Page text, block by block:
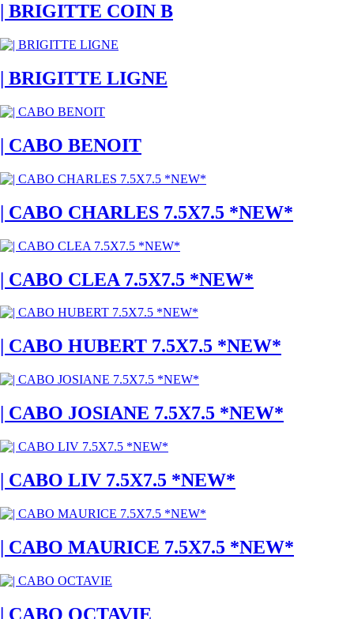
| BRIGITTE COIN B
| BRIGITTE LIGNE
| CABO BENOIT
| CABO CHARLES 7.5X7.5 *NEW*
| CABO CLEA 7.5X7.5 *NEW*
| CABO HUBERT 7.5X7.5 *NEW*
| CABO JOSIANE 7.5X7.5 *NEW*
| CABO LIV 7.5X7.5 *NEW*
| CABO MAURICE 7.5X7.5 *NEW*
| CABO OCTAVIE